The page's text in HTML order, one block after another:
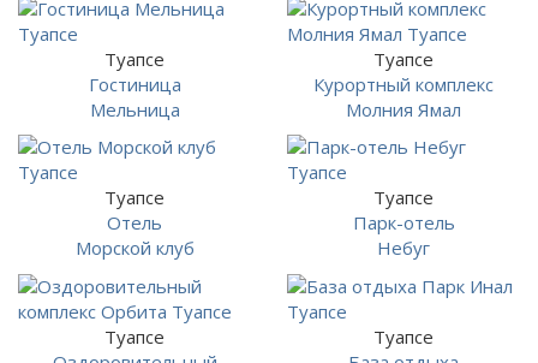
Туапсе
Гостиница
Мельница
Туапсе
Курортный комплекс
Молния Ямал
Туапсе
Отель
Морской клуб
Туапсе
Парк-отель
Небуг
Туапсе
Туапсе